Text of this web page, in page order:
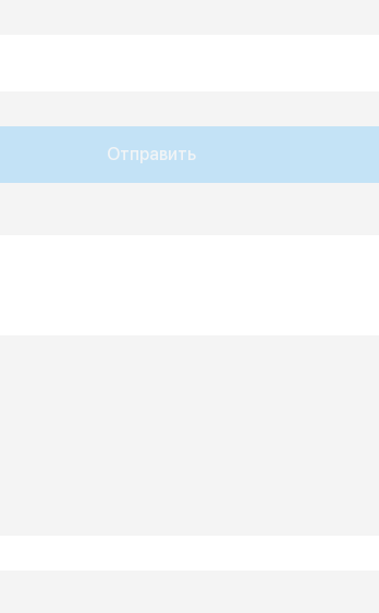
Отправить